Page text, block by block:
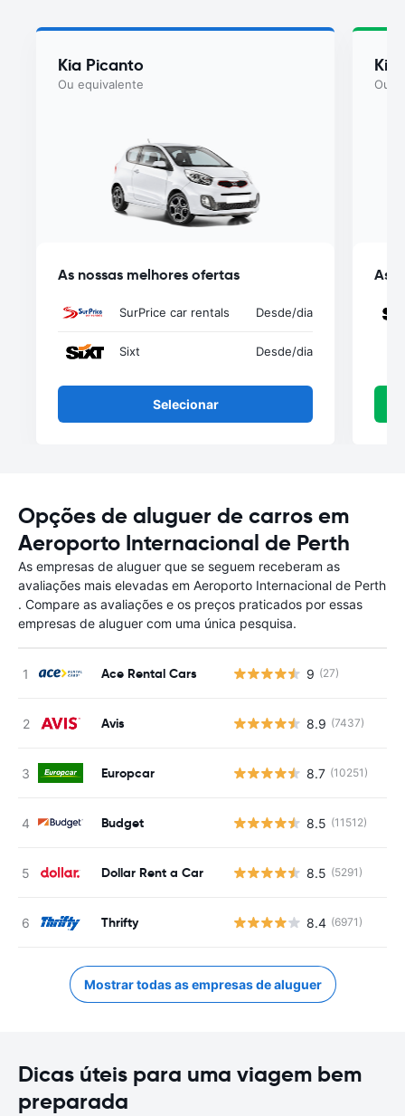
Kia Picanto
Ou equivalente
As nossas melhores ofertas
SurPrice car rentals Desde/dia
Sixt Desde/dia
Selecionar
Kia
Ou
As
Opções de aluguer de carros em
Aeroporto Internacional de Perth
As empresas de aluguer que se seguem receberam as
avaliações mais elevadas em Aeroporto Internacional de Perth
. Compare as avaliações e os preços praticados por essas
empresas de aluguer com uma única pesquisa.
Ace Rental Cars 9 (27)
Avis 8.9 (7437)
Europcar 8.7 (10251)
Budget 8.5 (11512)
Dollar Rent a Car 8.5 (5291)
Thrifty 8.4 (6971)
Mostrar todas as empresas de aluguer
Dicas úteis para uma viagem bem
preparada